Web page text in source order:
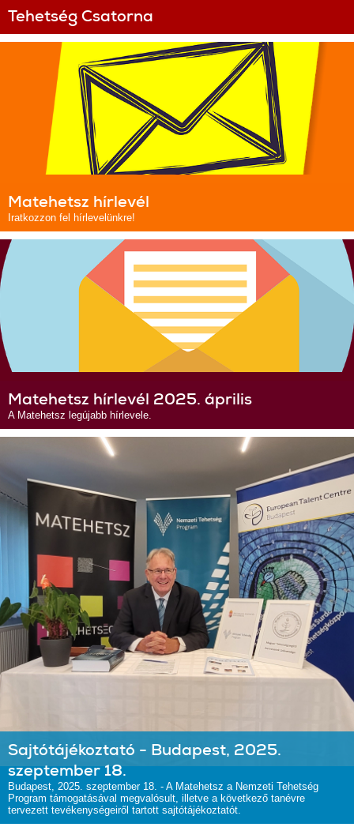
Tehetség Csatorna
Matehetsz hírlevél
Iratkozzon fel hírlevelünkre!
Matehetsz hírlevél 2025. április
A Matehetsz legújabb hírlevele.
Sajtótájékoztató - Budapest, 2025.
szeptember 18.
Budapest, 2025. szeptember 18. - A Matehetsz a Nemzeti Tehetség
Program támogatásával megvalósult, illetve a következő tanévre
tervezett tevékenységeiről tartott sajtótájékoztatót.